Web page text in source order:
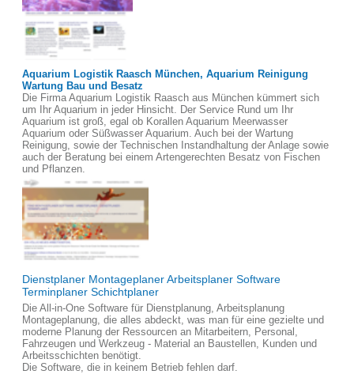
Aquarium Logistik Raasch München, Aquarium Reinigung
Wartung Bau und Besatz
Die Firma Aquarium Logistik Raasch aus München kümmert sich
um Ihr Aquarium in jeder Hinsicht. Der Service Rund um Ihr
Aquarium ist groß, egal ob Korallen Aquarium Meerwasser
Aquarium oder Süßwasser Aquarium. Auch bei der Wartung
Reinigung, sowie der Technischen Instandhaltung der Anlage sowie
auch der Beratung bei einem Artengerechten Besatz von Fischen
und Pflanzen.
Dienstplaner Montageplaner Arbeitsplaner Software
Terminplaner Schichtplaner
Die All-in-One Software für Dienstplanung, Arbeitsplanung
Montageplanung, die alles abdeckt, was man für eine gezielte und
moderne Planung der Ressourcen an Mitarbeitern, Personal,
Fahrzeugen und Werkzeug - Material an Baustellen, Kunden und
Arbeitsschichten benötigt.
Die Software, die in keinem Betrieb fehlen darf.